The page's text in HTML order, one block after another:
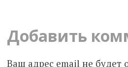
Добавить
Ваш адрес email не будет